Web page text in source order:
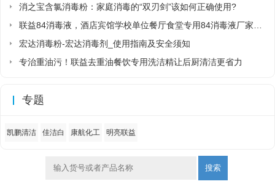
消之宝含氯消毒粉：家庭消毒的“双刃剑”该如何正确使用?
宏达消毒粉-宏达消毒剂_使用指南及安全须知
专治重油污！联益去重油餐饮专用洗洁精让后厨清洁更省力
专题
凯鹏清洁 佳洁白 康航化工 明亮联益
搜索